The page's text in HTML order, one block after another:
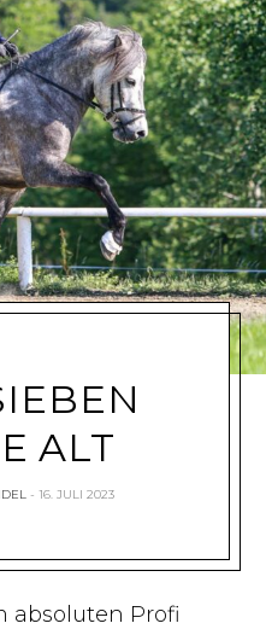
ALT
16. JULI 2023
absoluten Profi